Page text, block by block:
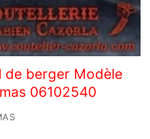
de berger Modèle
06102540